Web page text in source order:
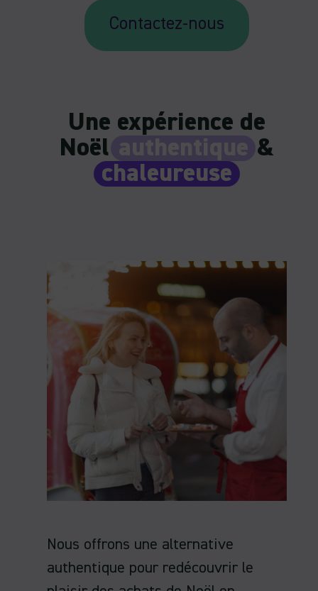
Contactez-nous
Une expérience de
Noël authentique &
chaleureuse
Nous offrons une alternative
authentique pour redécouvrir le